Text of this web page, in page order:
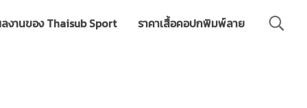
งานของ Thaisub Sport ราคาเสื้อคอปกพิมพ์ลาย